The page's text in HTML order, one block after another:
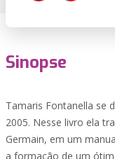
Sinopse
Tamaris Fontanella se
2005. Nesse livro ela
Germain, em um
a formação de um